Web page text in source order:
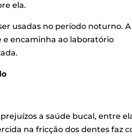
ela.
usadas no período noturno. A
e encaminha ao laboratório
a saúde bucal, entre
na fricção dos dentes faz